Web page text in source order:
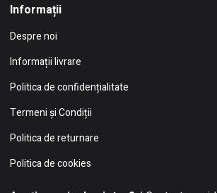
Informații
Despre noi
Informații livrare
Politica de confidențialitate
Termeni și Condiții
Politica de returnare
Politica de cookies